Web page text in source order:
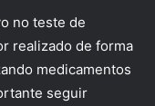
no teste de
realizado de forma
medicamentos
seguir